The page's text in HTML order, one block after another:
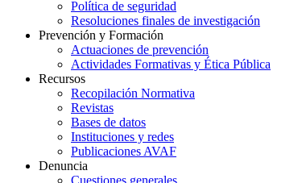
Política de seguridad
Resoluciones finales de investigación
Prevención y Formación
Actuaciones de prevención
Actividades Formativas y Ética Pública
Recursos
Recopilación Normativa
Revistas
Bases de datos
Instituciones y redes
Publicaciones AVAF
Denuncia
Cuestiones generales